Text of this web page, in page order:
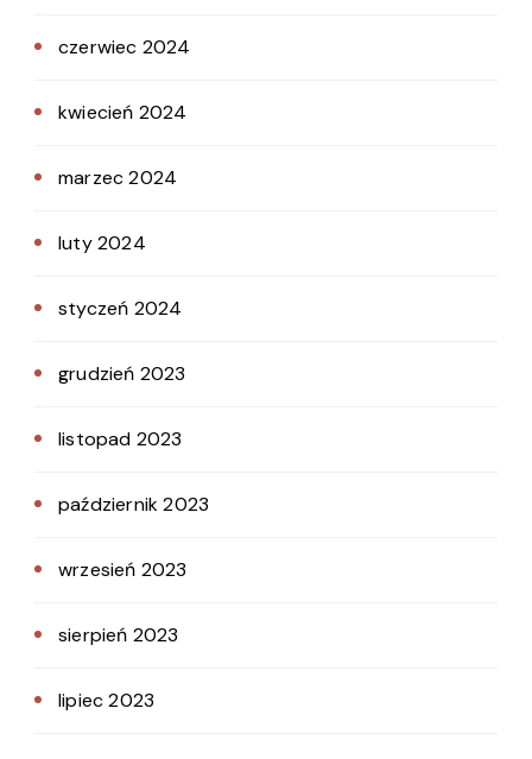
czerwiec 2024
kwiecień 2024
marzec 2024
luty 2024
styczeń 2024
grudzień 2023
listopad 2023
październik 2023
wrzesień 2023
sierpień 2023
lipiec 2023